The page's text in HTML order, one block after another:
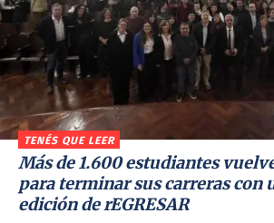
TENÉS QUE LEER
Más de 1.600 estudiantes
para terminar sus carreras con
edición de rEGRESAR